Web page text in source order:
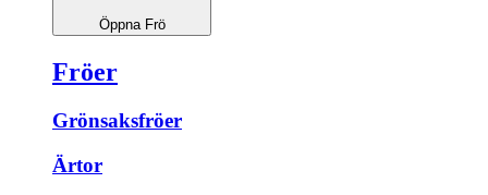
Öppna Frö
Fröer
Grönsaksfröer
Ärtor